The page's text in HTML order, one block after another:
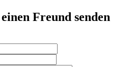
Freund senden